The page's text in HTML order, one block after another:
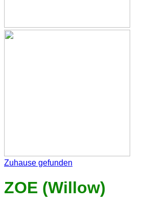
Zuhause gefunden
ZOE (Willow)